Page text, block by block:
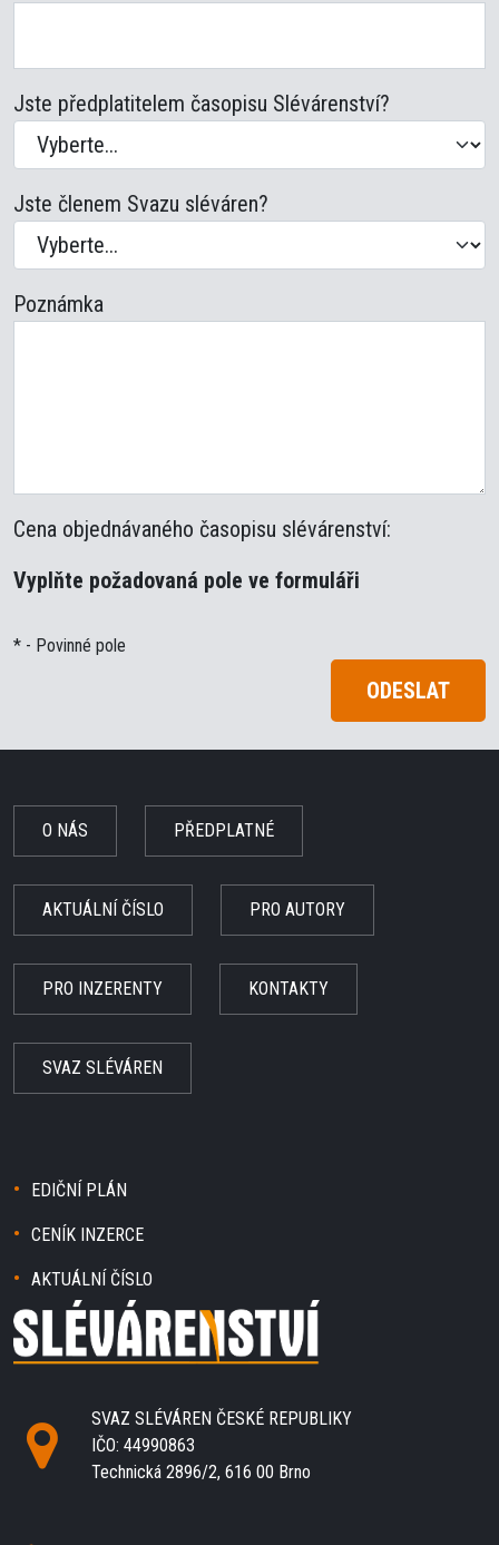
Jste předplatitelem časopisu Slévárenství?
Jste členem Svazu sléváren?
Poznámka
Cena objednávaného časopisu slévárenství:
Vyplňte požadovaná pole ve formuláři
* - Povinné pole
ODESLAT
O NÁS PŘEDPLATNÉ
AKTUÁLNÍ ČÍSLO PRO AUTORY
PRO INZERENTY KONTAKTY
SVAZ SLÉVÁREN
EDIČNÍ PLÁN
CENÍK INZERCE
AKTUÁLNÍ ČÍSLO
SVAZ SLÉVÁREN ČESKÉ REPUBLIKY
IČO: 44990863
Technická 2896/2, 616 00 Brno